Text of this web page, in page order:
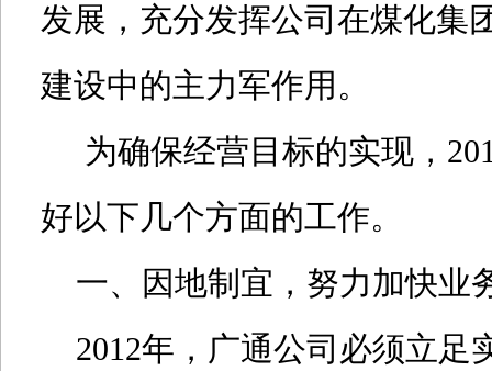
发展，充分发挥公司在煤化集
建设中的主力军作用。
为确保经营目标的实现，
好以下几个方面的工作。
一、因地制宜，努力加快业
2012年，广通公司必须立足